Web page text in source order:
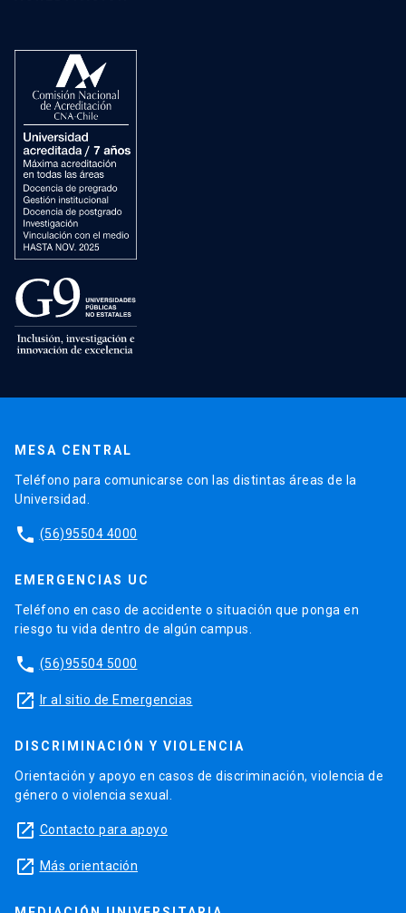
MESA CENTRAL
Teléfono para comunicarse con las distintas áreas de la
Universidad.
phone (56)95504 4000
EMERGENCIAS UC
Teléfono en caso de accidente o situación que ponga en
riesgo tu vida dentro de algún campus.
phone (56)95504 5000
launch Ir al sitio de Emergencias
DISCRIMINACIÓN Y VIOLENCIA
Orientación y apoyo en casos de discriminación, violencia de
género o violencia sexual.
launch Contacto para apoyo
launch Más orientación